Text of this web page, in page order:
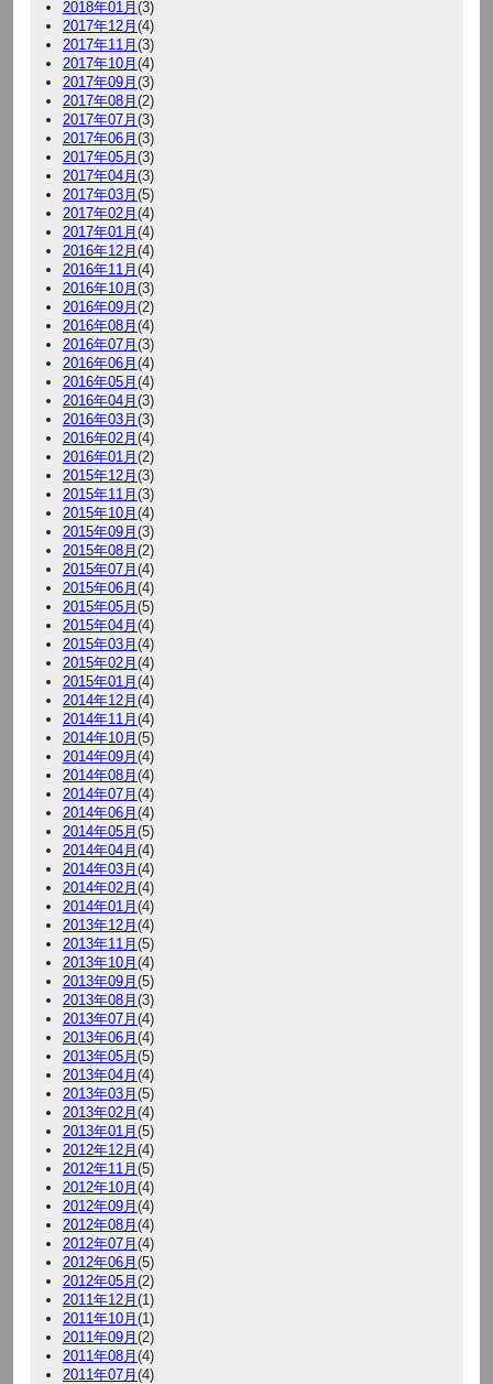
2018年01月 (3)
2017年12月 (4)
2017年11月 (3)
2017年10月 (4)
2017年09月 (3)
2017年08月 (2)
2017年07月 (3)
2017年06月 (3)
2017年05月 (3)
2017年04月 (3)
2017年03月 (5)
2017年02月 (4)
2017年01月 (4)
2016年12月 (4)
2016年11月 (4)
2016年10月 (3)
2016年09月 (2)
2016年08月 (4)
2016年07月 (3)
2016年06月 (4)
2016年05月 (4)
2016年04月 (3)
2016年03月 (3)
2016年02月 (4)
2016年01月 (2)
2015年12月 (3)
2015年11月 (3)
2015年10月 (4)
2015年09月 (3)
2015年08月 (2)
2015年07月 (4)
2015年06月 (4)
2015年05月 (5)
2015年04月 (4)
2015年03月 (4)
2015年02月 (4)
2015年01月 (4)
2014年12月 (4)
2014年11月 (4)
2014年10月 (5)
2014年09月 (4)
2014年08月 (4)
2014年07月 (4)
2014年06月 (4)
2014年05月 (5)
2014年04月 (4)
2014年03月 (4)
2014年02月 (4)
2014年01月 (4)
2013年12月 (4)
2013年11月 (5)
2013年10月 (4)
2013年09月 (5)
2013年08月 (3)
2013年07月 (4)
2013年06月 (4)
2013年05月 (5)
2013年04月 (4)
2013年03月 (5)
2013年02月 (4)
2013年01月 (5)
2012年12月 (4)
2012年11月 (5)
2012年10月 (4)
2012年09月 (4)
2012年08月 (4)
2012年07月 (4)
2012年06月 (5)
2012年05月 (2)
2011年12月 (1)
2011年10月 (1)
2011年09月 (2)
2011年08月 (4)
2011年07月 (4)